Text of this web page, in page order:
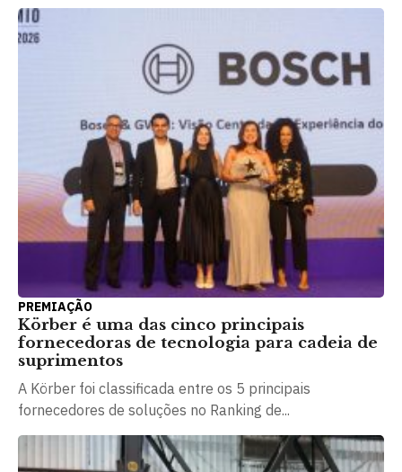
PREMIAÇÃO
Körber é uma das cinco principais
fornecedoras de tecnologia para cadeia de
suprimentos
A Körber foi classificada entre os 5 principais
fornecedores de soluções no Ranking de...